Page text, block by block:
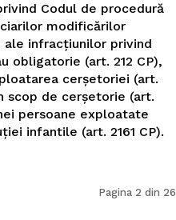
Codul de procedură
modificărilor
infracțiunilor privind
obligatorie (art. 212 CP),
cerșetoriei (art.
scop de cerșetorie (art.
persoane exploatate
infantile (art. 2161 CP).
Pagina 2 din 26